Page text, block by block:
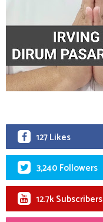
127 Likes
3,240 Followers
12.7k Subscribers